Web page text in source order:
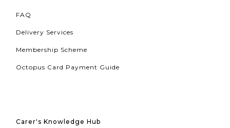
FAQ
Delivery Services
Membership Scheme
Octopus Card Payment Guide
Carer's Knowledge Hub